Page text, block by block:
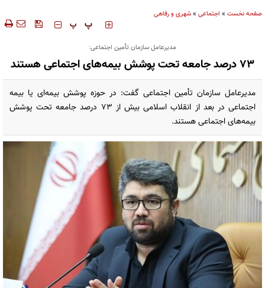
صفحه نخست » اجتماعی »شهری و رفاهی
‍‍‍ پ پ
مدیرعامل سازمان تأمین اجتماعی:
۷۳ درصد جامعه تحت پوشش بیمه‌های اجتماعی هستند
مدیرعامل سازمان تأمین اجتماعی گفت: در حوزه پوشش بیمه‌ای یا بیمه
اجتماعی در بعد از انقلاب اسلامی بیش از ۷۳ درصد جامعه تحت پوشش
بیمه‌های اجتماعی هستند.